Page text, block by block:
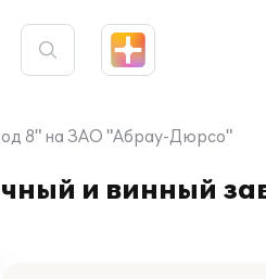
8" на ЗАО "Абрау-Дюрсо"
и винный